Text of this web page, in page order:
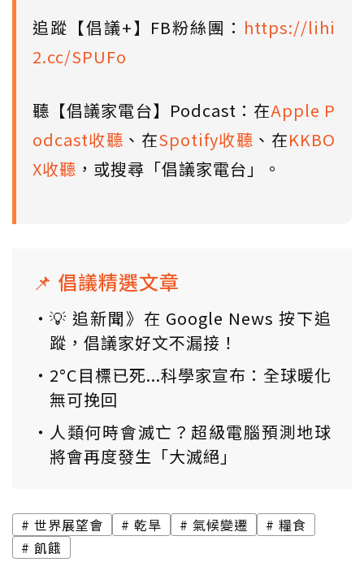
追蹤【倡議+】FB粉絲團： https://lihi
2.cc/SPUFo
聽【倡議家電台】Podcast：在Apple P
odcast收聽 、在Spotify收聽 、在KKBO
X收聽 ，或搜尋「倡議家電台」。
📌 倡議精選文章
💡 追新聞》在 Google News 按下追
蹤，倡議家好文不漏接！
2°C目標已死...科學家宣布：全球暖化
無可挽回
人類何時會滅亡？超級電腦預測地球
將會再度發生「大滅絕」
世界展望會 乾旱 氣候變遷
糧食
飢餓